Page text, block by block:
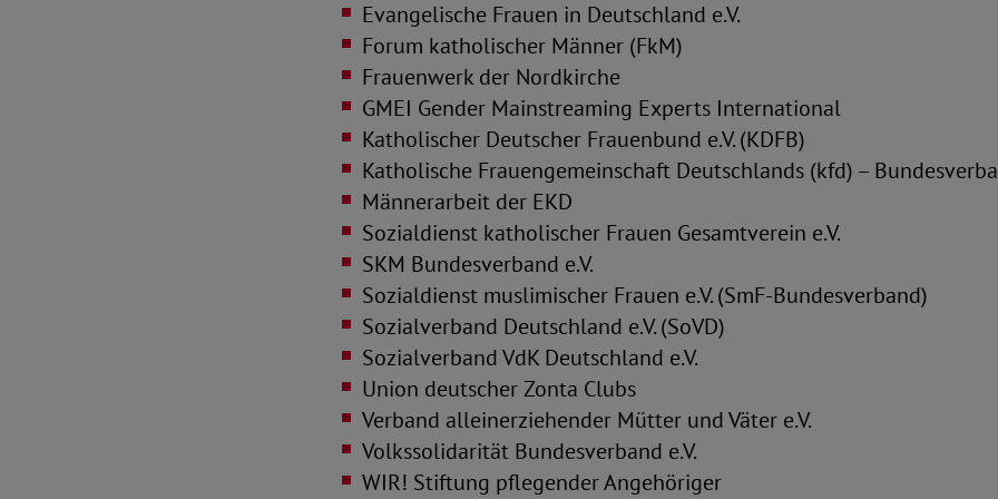
Evangelische Frauen in Deutschland e.V.
Forum katholischer Männer (FkM)
Frauenwerk der Nordkirche
GMEI Gender Mainstreaming Experts International
Katholischer Deutscher Frauenbund e.V. (KDFB)
Katholische Frauengemeinschaft Deutschlands (kfd) –
Männerarbeit der EKD
Sozialdienst katholischer Frauen Gesamtverein e.V.
SKM Bundesverband e.V.
Sozialdienst muslimischer Frauen e.V. (SmF-Bundesverband)
Sozialverband Deutschland e.V. (SoVD)
Sozialverband VdK Deutschland e.V.
Union deutscher Zonta Clubs
Verband alleinerziehender Mütter und Väter e.V.
Volkssolidarität Bundesverband e.V.
WIR! Stiftung pflegender Angehöriger